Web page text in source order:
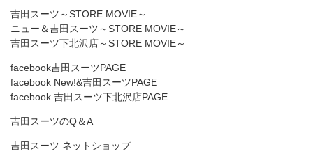
吉田スーツ～STORE MOVIE～
ニュー＆吉田スーツ～STORE MOVIE～
吉田スーツ下北沢店～STORE MOVIE～
facebook吉田スーツPAGE
facebook New!&吉田スーツPAGE
facebook 吉田スーツ下北沢店PAGE
吉田スーツのQ＆A
吉田スーツ ネットショップ